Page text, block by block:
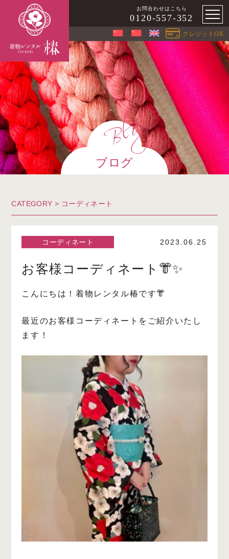
お問合わせはこちら
0120-557-352
クレジットOK
ブログ
CATEGORY > コーディネート
コーディネート 2023.06.25
お客様コーディネート👘✨
こんにちは！着物レンタル椿です👘
最近のお客様コーディネートをご紹介いたし
ます！